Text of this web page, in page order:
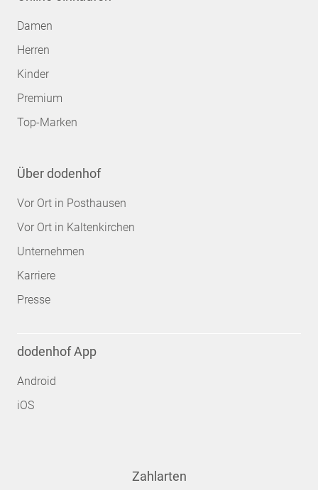
Damen
Herren
Kinder
Premium
Top-Marken
Über dodenhof
Vor Ort in Posthausen
Vor Ort in Kaltenkirchen
Unternehmen
Karriere
Presse
dodenhof App
Android
iOS
Zahlarten